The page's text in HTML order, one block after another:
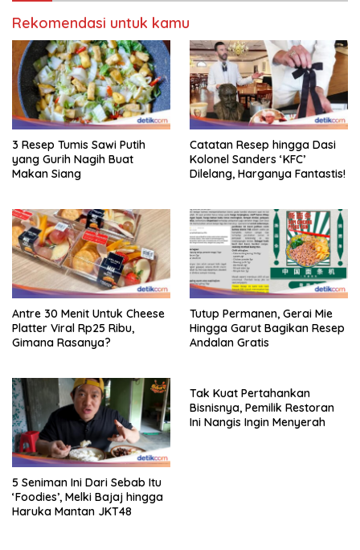
Rekomendasi untuk kamu
3 Resep Tumis Sawi Putih
yang Gurih Nagih Buat
Makan Siang
Catatan Resep hingga Dasi
Kolonel Sanders ‘KFC’
Dilelang, Harganya Fantastis!
Antre 30 Menit Untuk Cheese
Platter Viral Rp25 Ribu,
Gimana Rasanya?
Tutup Permanen, Gerai Mie
Hingga Garut Bagikan Resep
Andalan Gratis
5 Seniman Ini Dari Sebab Itu
‘Foodies’, Melki Bajaj hingga
Haruka Mantan JKT48
Tak Kuat Pertahankan
Bisnisnya, Pemilik Restoran
Ini Nangis Ingin Menyerah